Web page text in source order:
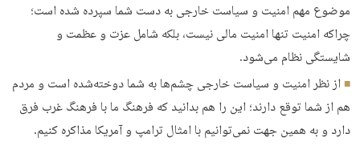
موضوع مهم امنیت و سیاست خارجی به دست شما سپرده شده است؛
چراکه امنیت تنها امنیت مالی نیست، بلکه شامل عزت و عظمت و
شایستگی نظام می‌شود.
از نظر امنیت و سیاست خارجی چشم‌ها به شما دوخته‌شده است و مردم
هم از شما توقع دارند؛ این را هم بدانید که فرهنگ ما با فرهنگ غرب فرق
دارد و به همین جهت نمی‌توانیم با امثال ترامپ و آمریکا مذاکره کنیم.